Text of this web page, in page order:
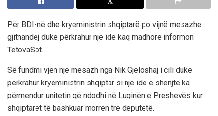
Për BDI-në dhe kryeministrin shqiptarë po vijnë mesazhe
gjithandej duke përkrahur një ide kaq madhore informon
TetovaSot.
Së fundmi vjen një mesazh nga Nik Gjeloshaj i cili duke
përkrahur kryeministrin shqiptar si një ide e shenjtë ka
përmendur unitetin që ndodhi në Luginën e Preshevës kur
shqiptarët të bashkuar morrën tre deputetë.